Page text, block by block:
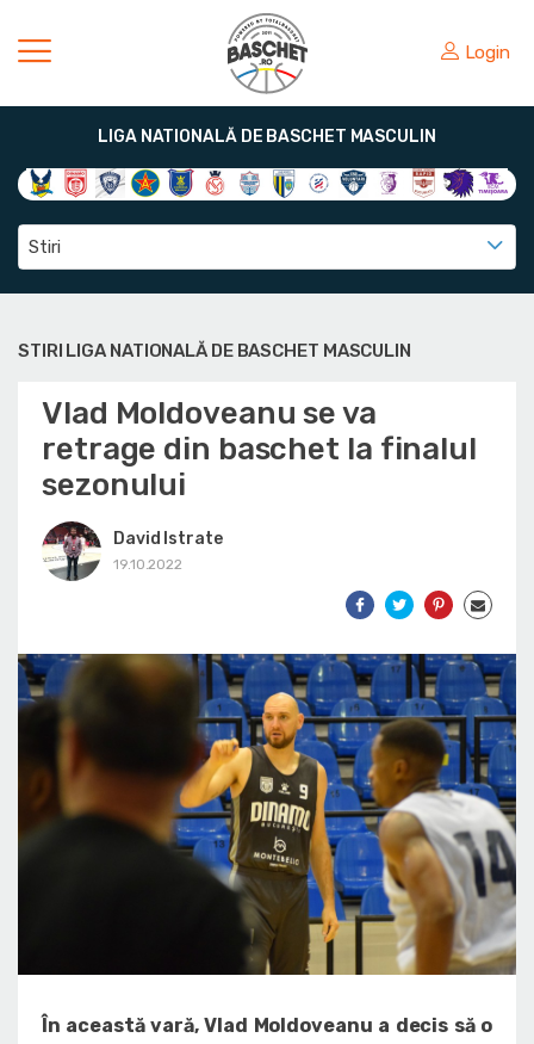
Login
LIGA NATIONALĂ DE BASCHET MASCULIN
Stiri
STIRI LIGA NATIONALĂ DE BASCHET MASCULIN
Vlad Moldoveanu se va
retrage din baschet la finalul
sezonului
David Istrate
19.10.2022
În această vară, Vlad Moldoveanu a decis să o